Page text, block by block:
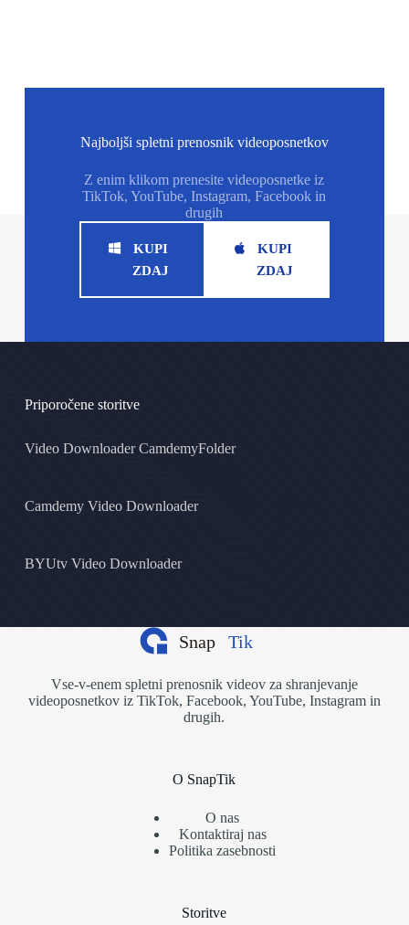
Najboljši spletni prenosnik videoposnetkov
Z enim klikom prenesite videoposnetke iz
TikTok, YouTube, Instagram, Facebook in
drugih
KUPI
ZDAJ
KUPI
ZDAJ
Priporočene storitve
Video Downloader CamdemyFolder
Camdemy Video Downloader
BYUtv Video Downloader
Vse-v-enem spletni prenosnik videov za shranjevanje
videoposnetkov iz TikTok, Facebook, YouTube, Instagram in
drugih.
O SnapTik
O nas
Kontaktiraj nas
Politika zasebnosti
Storitve